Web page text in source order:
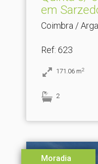
em
Coimbra /
Ref: 623
171.06 m2
2
Moradia